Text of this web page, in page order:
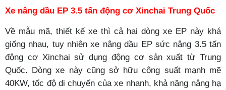
Xe nâng dầu EP 3.5 tấn động cơ Xinchai Trung Quốc
Về mẫu mã, thiết kế xe thì cả hai dòng xe EP này khá
giống nhau, tuy nhiên xe nâng dầu EPsức nâng 3.5 tấn
động cơ Xinchai sử dụng động cơ sản xuất từ Trung
Quốc. Dòng xe này cũng sở hữu công suất mạnh mẽ
40KW, tốc độ di chuyển của xe nhanh, khả năng nâng hạ